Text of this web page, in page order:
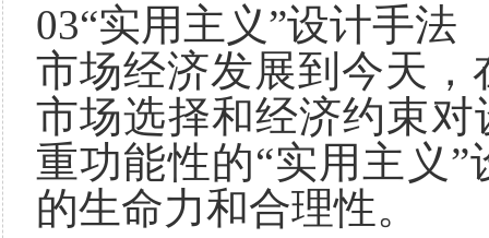
03“实用主义”设计手法
市场经济发展到今天
市场选择和经济约束
重功能性的“实用主义
的生命力和合理性。